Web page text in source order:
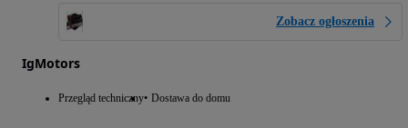
Zobacz ogłoszenia
IgMotors
Przegląd techniczny Dostawa do domu